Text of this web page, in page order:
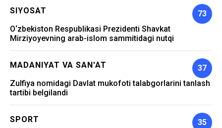
SIYOSAT
73
O‘zbekiston Respublikasi Prezidenti Shavkat
Mirziyoyevning arab-islom sammitidagi nutqi
MADANIYAT VA SAN'AT
37
Zulfiya nomidagi Davlat mukofoti talabgorlarini tanlash
tartibi belgilandi
SPORT
35